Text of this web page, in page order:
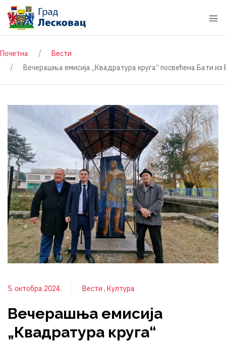
Почетна
Вести
Вечерашња емисија „Квадратура круга“ посвећена Бати из
5. октобра 2024. Вести Култура
Вечерашња емисија
„Квадратура круга“